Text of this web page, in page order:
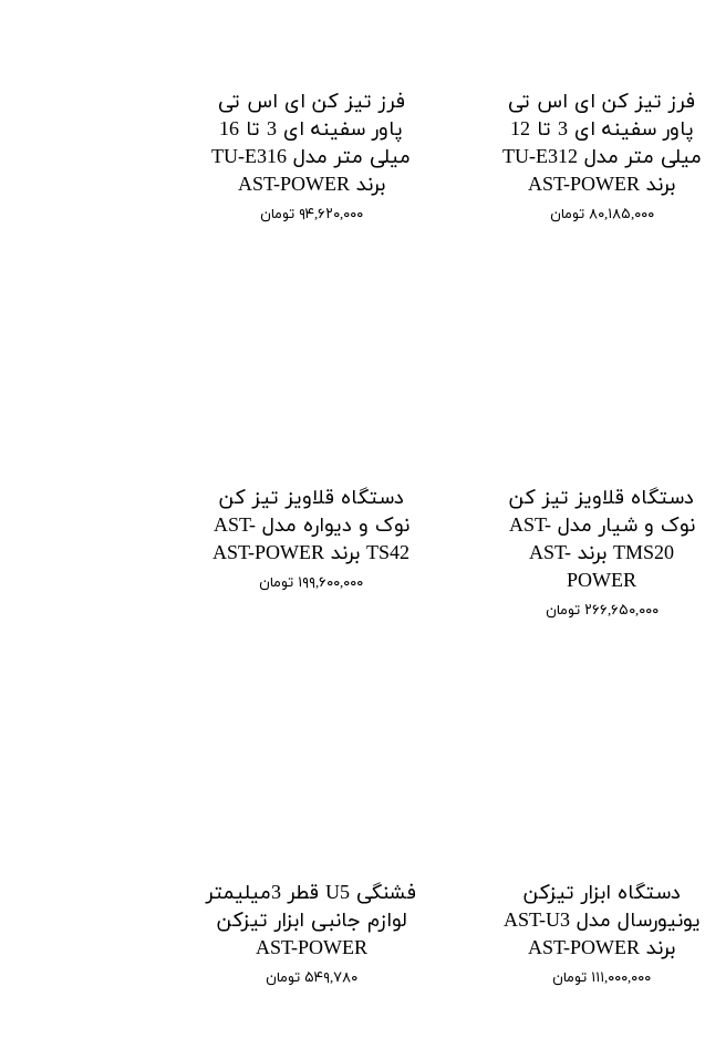
فرز تیز کن ای اس تی
پاور سفینه ای 3 تا 12
میلی متر مدل TU-E312
برند AST-POWER
۸۰,۱۸۵,۰۰۰ تومان
فرز تیز کن ای اس تی
پاور سفینه ای 3 تا 16
میلی متر مدل TU-E316
برند AST-POWER
۹۴,۶۲۰,۰۰۰ تومان
دستگاه قلاویز تیز کن
نوک و شیار مدل AST-
TMS20 برند AST-
POWER
۲۶۶,۶۵۰,۰۰۰ تومان
دستگاه قلاویز تیز کن
نوک و دیواره مدل AST-
TS42 برند AST-POWER
۱۹۹,۶۰۰,۰۰۰ تومان
دستگاه ابزار تیزکن
یونیورسال مدل AST-U3
برند AST-POWER
۱۱۱,۰۰۰,۰۰۰ تومان
فشنگی U5 قطر 3میلیمتر
لوازم جانبی ابزار تیزکن
AST-POWER
۵۴۹,۷۸۰ تومان